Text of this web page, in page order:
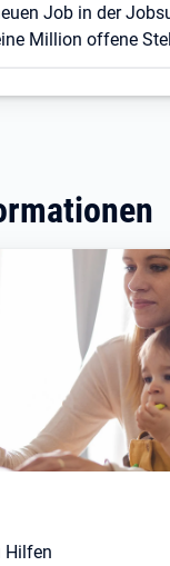
Job in der
Million offene
Hilfen